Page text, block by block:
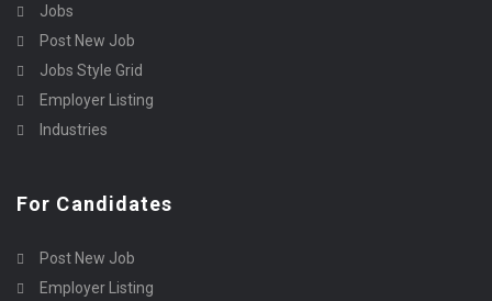
Jobs
Post New Job
Jobs Style Grid
Employer Listing
Industries
For Candidates
Post New Job
Employer Listing